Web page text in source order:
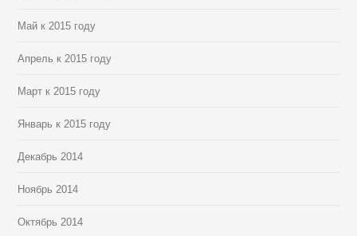
Май к 2015 году
Апрель к 2015 году
Март к 2015 году
Январь к 2015 году
Декабрь 2014
Ноябрь 2014
Октябрь 2014